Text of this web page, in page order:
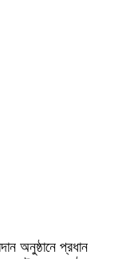
অনুষ্ঠানে প্রধান